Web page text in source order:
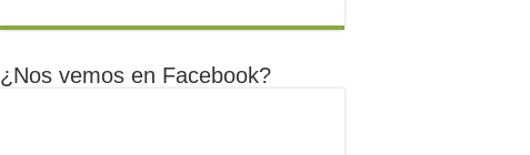
¿Nos vemos en Facebook?